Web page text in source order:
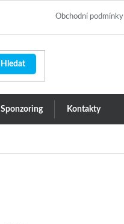
Obchodní podmínky
Hledat
Sponzoring Kontakty